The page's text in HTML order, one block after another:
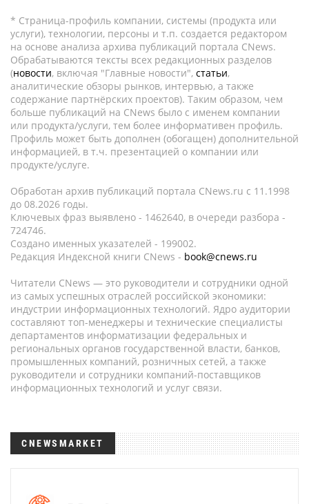
* Страница-профиль компании, системы (продукта или
услуги), технологии, персоны и т.п. создается редактором
на основе анализа архива публикаций портала CNews.
Обрабатываются тексты всех редакционных разделов
(новости, включая "Главные новости", статьи,
аналитические обзоры рынков, интервью, а также
содержание партнёрских проектов). Таким образом, чем
больше публикаций на CNews было с именем компании
или продукта/услуги, тем более информативен профиль.
Профиль может быть дополнен (обогащен) дополнительной
информацией, в т.ч. презентацией о компании или
продукте/услуге.
Обработан архив публикаций портала CNews.ru c 11.1998
до 08.2026 годы.
Ключевых фраз выявлено - 1462640, в очереди разбора -
724746.
Создано именных указателей - 199002.
Редакция Индексной книги CNews - book@cnews.ru
Читатели CNews — это руководители и сотрудники одной
из самых успешных отраслей российской экономики:
индустрии информационных технологий. Ядро аудитории
составляют топ-менеджеры и технические специалисты
департаментов информатизации федеральных и
региональных органов государственной власти, банков,
промышленных компаний, розничных сетей, а также
руководители и сотрудники компаний-поставщиков
информационных технологий и услуг связи.
CNEWSMARKET